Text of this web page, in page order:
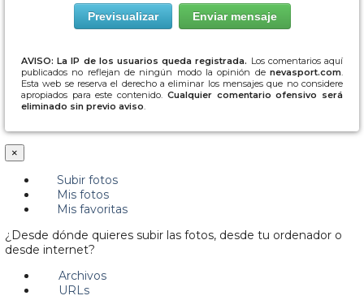
AVISO: La IP de los usuarios queda registrada. Los comentarios aquí
publicados no reflejan de ningún modo la opinión de nevasport.com.
Esta web se reserva el derecho a eliminar los mensajes que no considere
apropiados para este contenido. Cualquier comentario ofensivo será
eliminado sin previo aviso.
×
Subir fotos
Mis fotos
Mis favoritas
¿Desde dónde quieres subir las fotos, desde tu ordenador o
desde internet?
Archivos
URLs